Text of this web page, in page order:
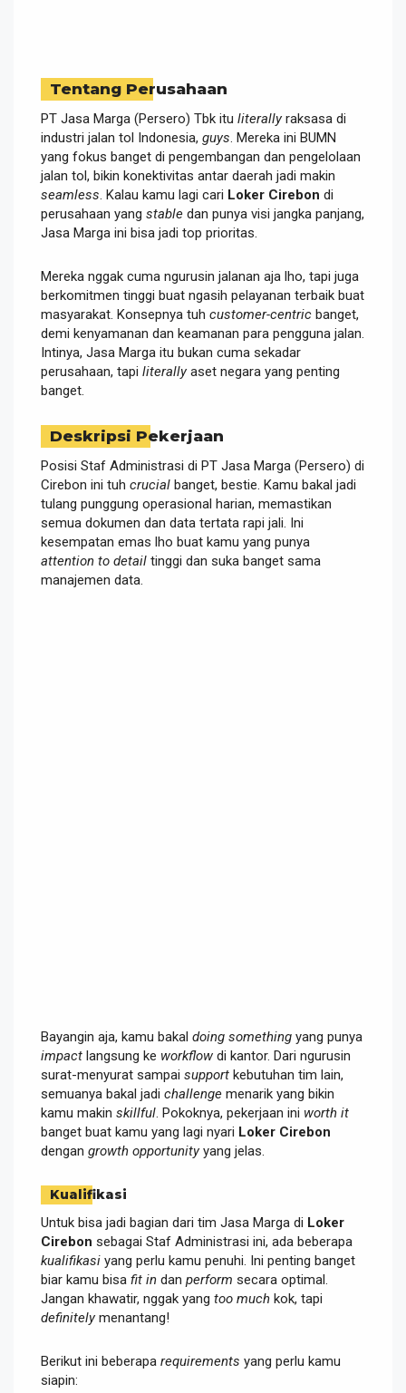
Tentang Perusahaan
PT Jasa Marga (Persero) Tbk itu literallyraksasa di
industri jalan tol Indonesia, guys . Mereka ini BUMN
yang fokus banget di pengembangan dan pengelolaan
jalan tol, bikin konektivitas antar daerah jadi makin
seamless . Kalau kamu lagi cari Loker Cirebon di
perusahaan yang stable dan punya visi jangka panjang,
Jasa Marga ini bisa jadi top prioritas.
Mereka nggak cuma ngurusin jalanan aja lho, tapi juga
berkomitmen tinggi buat ngasih pelayanan terbaik buat
masyarakat. Konsepnya tuh customer-centric banget,
demi kenyamanan dan keamanan para pengguna jalan.
Intinya, Jasa Marga itu bukan cuma sekadar
perusahaan, tapi literallyaset negara yang penting
banget.
Deskripsi Pekerjaan
Posisi Staf Administrasi di PT Jasa Marga (Persero) di
Cirebon ini tuh crucial banget, bestie. Kamu bakal jadi
tulang punggung operasional harian, memastikan
semua dokumen dan data tertata rapi jali. Ini
kesempatan emas lho buat kamu yang punya
attention to detail tinggi dan suka banget sama
manajemen data.
Bayangin aja, kamu bakal doing something yang punya
impact langsung ke workflow di kantor. Dari ngurusin
surat-menyurat sampai support kebutuhan tim lain,
semuanya bakal jadi challenge menarik yang bikin
kamu makin skillful . Pokoknya, pekerjaan ini worth it
banget buat kamu yang lagi nyari Loker Cirebon
dengan growth opportunityyang jelas.
Kualifikasi
Untuk bisa jadi bagian dari tim Jasa Marga di Loker
Cirebon sebagai Staf Administrasi ini, ada beberapa
kualifikasi yang perlu kamu penuhi. Ini penting banget
biar kamu bisa fit in dan perform secara optimal.
Jangan khawatir, nggak yang too much kok, tapi
definitelymenantang!
Berikut ini beberapa requirements yang perlu kamu
siapin: